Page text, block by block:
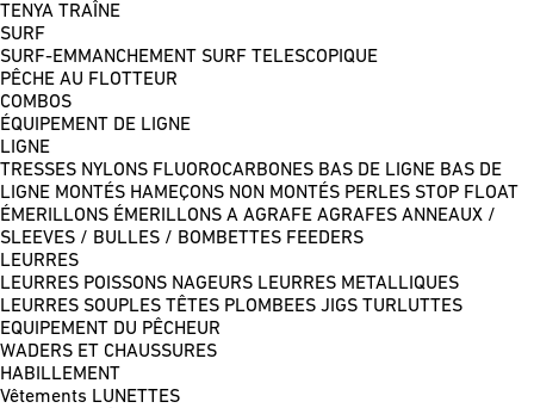
TENYA TRAÎNE
SURF
SURF-EMMANCHEMENT SURF TELESCOPIQUE
PÊCHE AU FLOTTEUR
COMBOS
ÉQUIPEMENT DE LIGNE
LIGNE
TRESSES NYLONS FLUOROCARBONES BAS DE LIGNE BAS DE
LIGNE MONTÉS HAMEÇONS NON MONTÉS PERLES STOP FLOAT
ÉMERILLONS ÉMERILLONS A AGRAFE AGRAFES ANNEAUX /
SLEEVES / BULLES / BOMBETTES FEEDERS
LEURRES
LEURRES POISSONS NAGEURS LEURRES METALLIQUES
LEURRES SOUPLES TÊTES PLOMBEES JIGS TURLUTTES
EQUIPEMENT DU PÊCHEUR
WADERS ET CHAUSSURES
HABILLEMENT
Vêtements LUNETTES